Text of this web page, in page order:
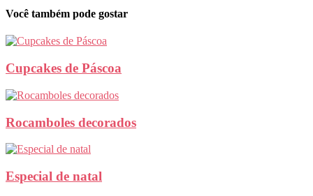
Você também pode gostar
Cupcakes de Páscoa
Rocamboles decorados
Especial de natal